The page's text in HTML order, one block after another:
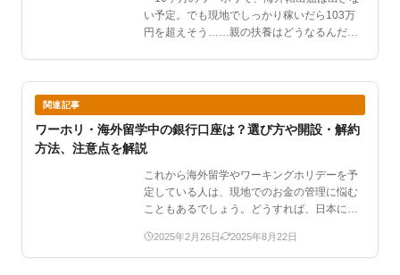
い予定。でも現地でしっかり稼いだら103万
円を超えそう……親の扶養はどうなるんだろ
関連記事
ワーホリ・海外留学中の銀行口座は？選び方や開設・解約
方法、注意点を解説
これから海外留学やワーキングホリデーを予
定している人は、現地でのお金の管理に悩む
こともあるでしょう。どうすれば、日本にあ
2025年2月26日 2025年8月22日